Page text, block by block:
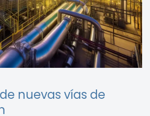
nuevas vías de